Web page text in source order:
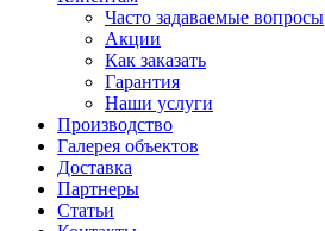
Часто задаваемые вопросы
Акции
Как заказать
Гарантия
Наши услуги
Производство
Галерея объектов
Доставка
Партнеры
Статьи